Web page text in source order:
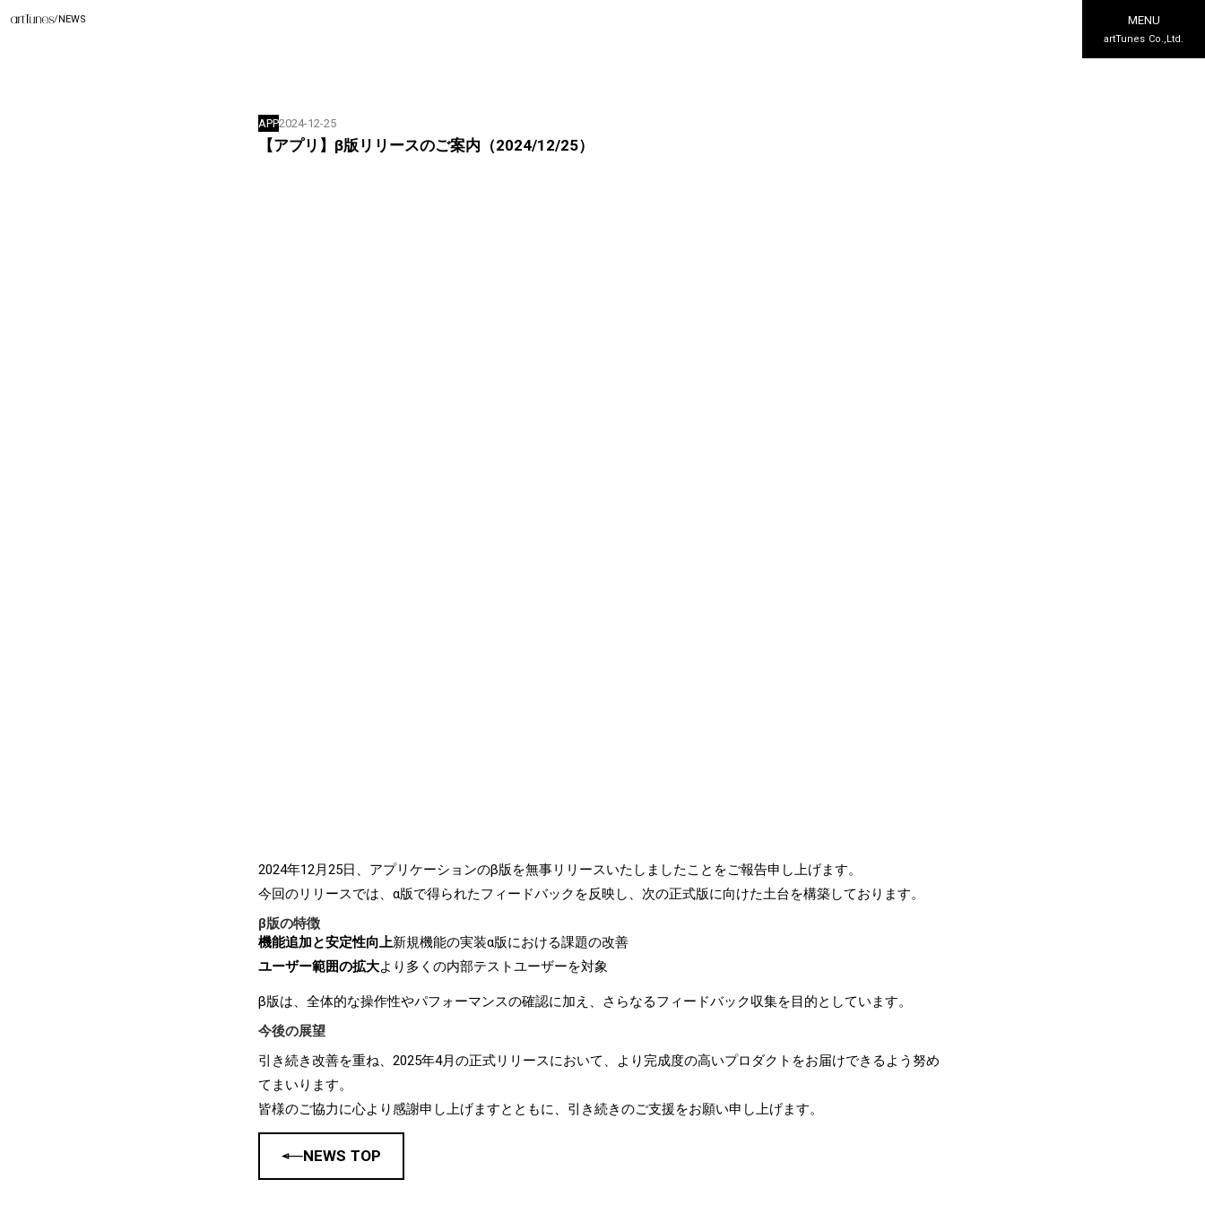
MENU
artTunes Co.,Ltd.
/NEWS
APP2024-12-25
【アプリ】β版リリースのご案内（2024/12/25）
2024年12月25日、アプリケーションのβ版を無事リリースいたしましたことをご報告申し上げます。
今回のリリースでは、α版で得られたフィードバックを反映し、次の正式版に向けた土台を構築しております。
β版の特徴
機能追加と安定性向上新規機能の実装α版における課題の改善
ユーザー範囲の拡大より多くの内部テストユーザーを対象
β版は、全体的な操作性やパフォーマンスの確認に加え、さらなるフィードバック収集を目的としています。
今後の展望
引き続き改善を重ね、2025年4月の正式リリースにおいて、より完成度の高いプロダクトをお届けできるよう努め
てまいります。
皆様のご協力に心より感謝申し上げますとともに、引き続きのご支援をお願い申し上げます。
NEWS TOP